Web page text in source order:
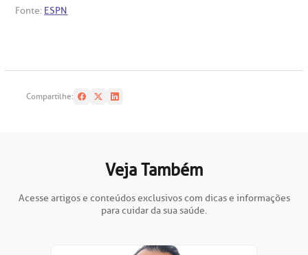
Saiba mais
CEP: 01438-000 | Jardim Paulista
de cuidado
Fonte: ESPN
Compartilhe:
Veja Também
Acesse artigos e conteúdos exclusivos com dicas e informações
para cuidar da sua saúde.